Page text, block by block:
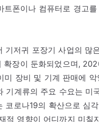
폰이나 컴퓨터로 경고
기저귀 포장기 사업의 많
장이 둔화되었으며,
장비 및 기계 판매에 악
기계류의 주요 수요는 미
코로나19의 확산으로 심
적 영향이 어디까지 미칠